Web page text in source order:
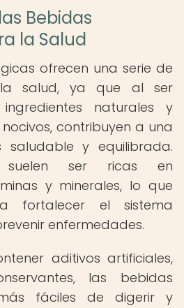
Bebidas
la Salud
ofrecen una serie de
salud, ya que al ser
naturales y
contribuyen a una
saludable y equilibrada.
suelen ser ricas en
y minerales, lo que
fortalecer el sistema
enfermedades.
aditivos artificiales,
las bebidas
fáciles de digerir y